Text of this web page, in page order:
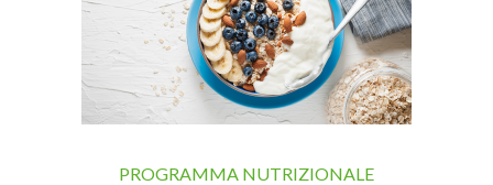
PROGRAMMA NUTRIZIONALE